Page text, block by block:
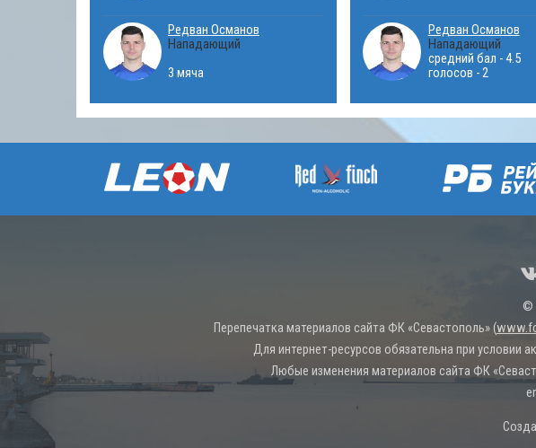
Редван Османов
Нападающий
3 мяча
Редван Османов
Нападающий
средний бал - 4.5
голосов - 2
©
Перепечатка материалов сайта ФК «Севастополь» (
Для интернет-ресурсов обязательна при условии
Любые изменения материалов сайта ФК